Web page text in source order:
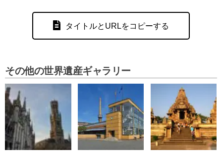
タイトルとURLをコピーする
その他の世界遺産ギャラリー